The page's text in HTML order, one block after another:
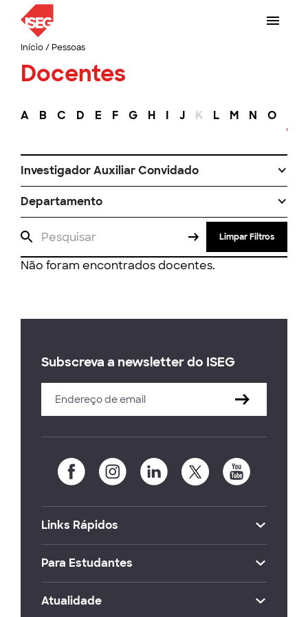
Início/ Pessoas
Docentes
A B C D E F G H I J K L M N O
Investigador Auxiliar Convidado
Departamento
Limpar Filtros
Não foram encontrados docentes.
Subscreva a newsletter do ISEG
Links Rápidos
Para Estudantes
Atualidade